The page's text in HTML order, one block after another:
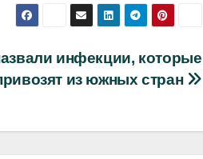
инфекции, которые
из южных стран